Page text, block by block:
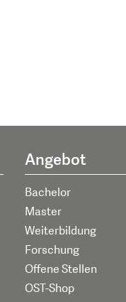
Angebot
Bachelor
Master
Weiterbildung
Forschung
Offene Stellen
OST-Shop